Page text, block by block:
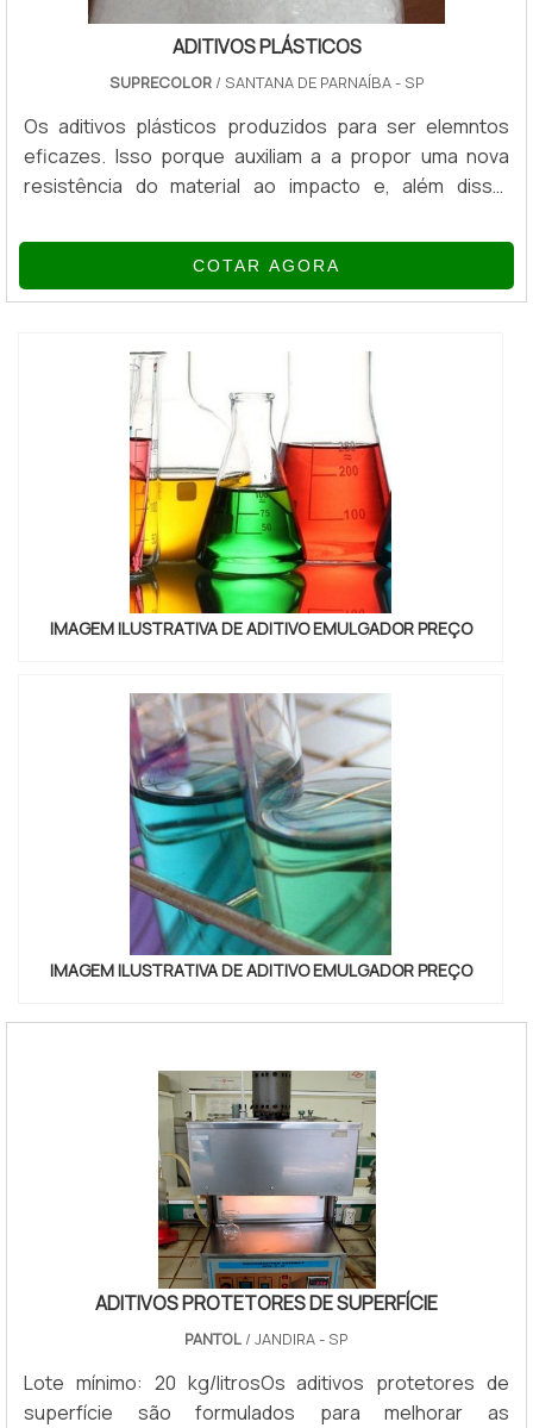
ADITIVOS PLÁSTICOS
SUPRECOLOR / SANTANA DE PARNAÍBA - SP
Os aditivos plásticos produzidos para ser elemntos
eficazes. Isso porque auxiliam a a propor uma nova
resistência do material ao impacto e, além disso,
reduzindo a sua dureza. É visível que os aditivos em
plásticos possuem inúmeros pontos positivos
relacionados ao seu uso, os aditivos ainda são ótimos
IMPORTANTE CONFERIR OS TIPOS DE PRODUTOExi...
COTAR AGORA
IMAGEM ILUSTRATIVA DE ADITIVO EMULGADOR PREÇO
IMAGEM ILUSTRATIVA DE ADITIVO EMULGADOR PREÇO
ADITIVOS PROTETORES DE SUPERFÍCIE
PANTOL / JANDIRA - SP
Lote mínimo: 20 kg/litrosOs aditivos protetores de
superfície são formulados para melhorar as